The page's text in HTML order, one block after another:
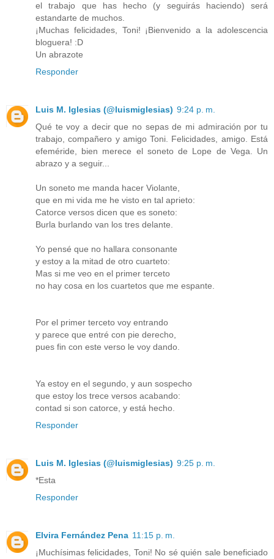
el trabajo que has hecho (y seguirás haciendo) será
estandarte de muchos.
¡Muchas felicidades, Toni! ¡Bienvenido a la adolescencia
bloguera! :D
Un abrazote
Responder
Luis M. Iglesias (@luismiglesias) 9:24 p. m.
Qué te voy a decir que no sepas de mi admiración por tu
trabajo, compañero y amigo Toni. Felicidades, amigo. Está
efeméride, bien merece el soneto de Lope de Vega. Un
abrazo y a seguir...
Un soneto me manda hacer Violante,
que en mi vida me he visto en tal aprieto:
Catorce versos dicen que es soneto:
Burla burlando van los tres delante.
Yo pensé que no hallara consonante
y estoy a la mitad de otro cuarteto:
Mas si me veo en el primer terceto
no hay cosa en los cuartetos que me espante.
Por el primer terceto voy entrando
y parece que entré con pie derecho,
pues fin con este verso le voy dando.
Ya estoy en el segundo, y aun sospecho
que estoy los trece versos acabando:
contad si son catorce, y está hecho.
Responder
Luis M. Iglesias (@luismiglesias) 9:25 p. m.
*Esta
Responder
Elvira Fernández Pena 11:15 p. m.
¡Muchísimas felicidades, Toni! No sé quién sale beneficiado